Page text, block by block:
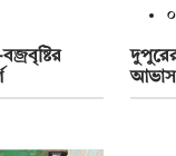
আভাস